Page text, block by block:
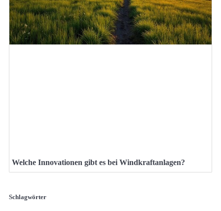
Welche Innovationen gibt es bei Windkraftanlagen?
Schlagwörter